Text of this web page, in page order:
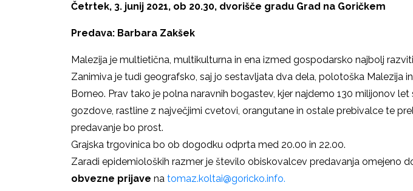
Četrtek, 3. junij 2021, ob 20.30, dvorišče gradu Grad na Goričkem
Predava: Barbara Zakšek
Malezija je multietična, multikulturna in ena izmed gospodarsko najbolj
Zanimiva je tudi geografsko, saj jo sestavljata dva dela, polotoška Malezija
Borneo. Prav tako je polna naravnih bogastev, kjer najdemo 130 milijonov
gozdove, rastline z največjimi cvetovi, orangutane in ostale prebivalce te
predavanje bo prost.
Grajska trgovinica bo ob dogodku odprta med 20.00 in 22.00.
Zaradi epidemioloških razmer je število obiskovalcev predavanja omejeno
obvezne prijave na tomaz.koltai@goricko.info.